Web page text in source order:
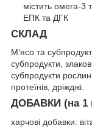
містить омега-3
ЕПК та ДГК
СКЛАД
М’ясо та
субпродукти,
субпродукти
протеїнів, дріжджі.
ДОБАВКИ (на 1
харчові добавки: